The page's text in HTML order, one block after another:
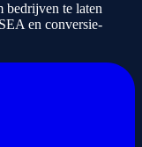
bedrijven te laten
en conversie-